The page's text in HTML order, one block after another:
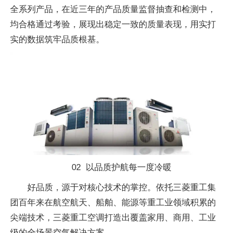
全系列产品，在近三年的产品质量监督抽查和检测中，
均合格通过考验，展现出稳定一致的质量表现，用实打
实的数据筑牢品质根基。
02 以品质护航每一度冷暖
好品质，源于对核心技术的掌控。依托三菱重工集
团百年来在航空航天、船舶、能源等重工业领域积累的
尖端技术，三菱重工空调打造出覆盖家用、商用、工业